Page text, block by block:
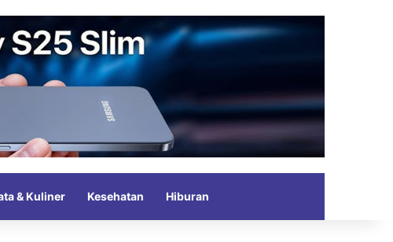
& Kuliner Kesehatan Hiburan